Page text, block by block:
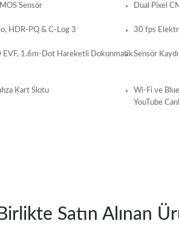
Sensör Dual Pixel
HDR-PQ & C-Log 3 30 fps
1.6m-Dot Hareketli DokunmatikSensör
Kart Slotu
Wi-Fi ve
YouTube
Satın Alınan